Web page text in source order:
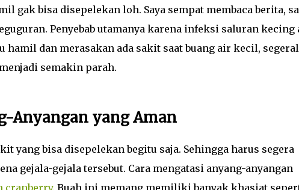
gak bisa disepelekan loh. Saya sempat membaca berita,
Penyebab utamanya karena infeksi saluran kecing
hamil dan merasakan ada sakit saat buang air kecil,
semakin parah.
Anyangan yang Aman
yang bisa disepelekan begitu saja. Sehingga harus segera
gejala-gejala tersebut. Cara mengatasi anyang-anyangan